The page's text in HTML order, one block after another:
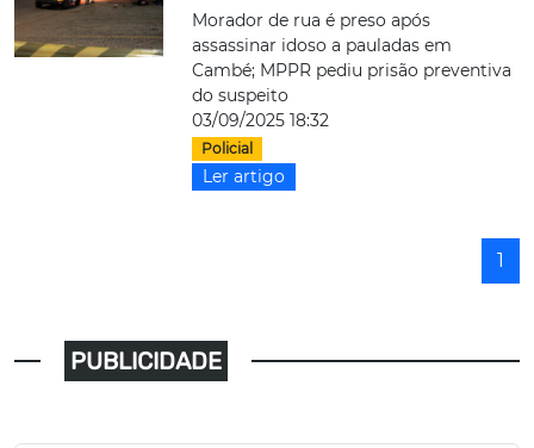
Morador de rua é preso após
assassinar idoso a pauladas em
Cambé; MPPR pediu prisão preventiva
do suspeito
03/09/2025 18:32
Policial
Ler artigo
1
PUBLICIDADE